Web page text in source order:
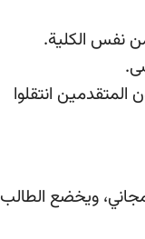
نفس الكلية.
انتقلوا
ويخضع الطالب